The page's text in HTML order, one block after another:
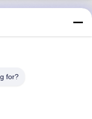
Foping Four Road nr.1,
for?